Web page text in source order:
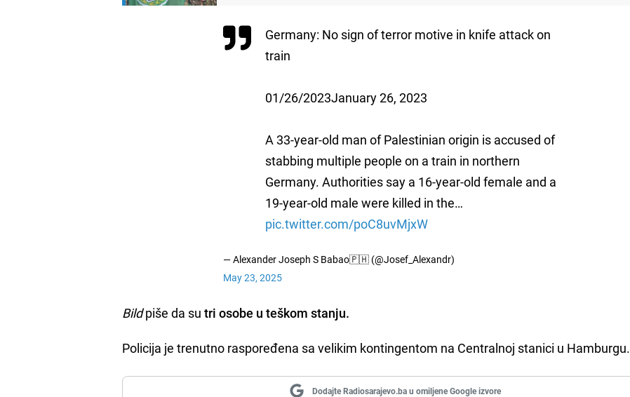
Germany: No sign of terror motive in knife attack on
train
01/26/2023January 26, 2023
A 33-year-old man of Palestinian origin is accused of
stabbing multiple people on a train in northern
Germany. Authorities say a 16-year-old female and a
19-year-old male were killed in the…
pic.twitter.com/poC8uvMjxW
— Alexander Joseph S Babao🇵🇭 (@Josef_Alexandr)
May 23, 2025
Bildpiše da sutri osobe u teškom stanju.
Policija je trenutno raspoređena sa velikim kontingentom na Centralnoj stanici u Hamburgu.
Dodajte Radiosarajevo.ba u omiljene Google izvore